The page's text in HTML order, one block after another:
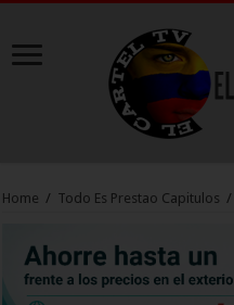
Home / Todo Es Prestao Capitulos /